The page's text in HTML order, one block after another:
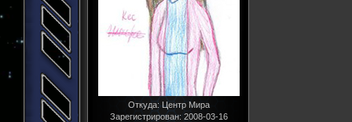
Откуда: Центр Мира
Зарегистрирован: 2008-03-16